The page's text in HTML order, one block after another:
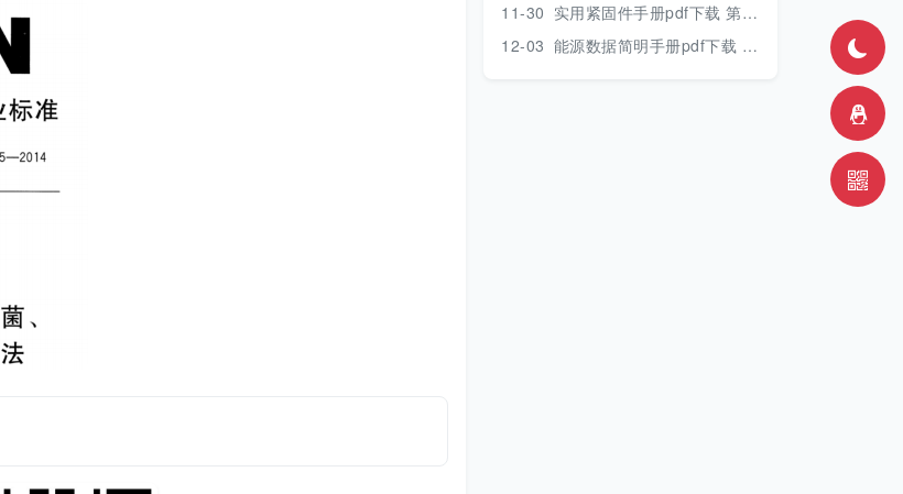
11-30 实用紧固件手册pdf下载 第三版 2018年版
12-03 能源数据简明手册pdf下载 2017版